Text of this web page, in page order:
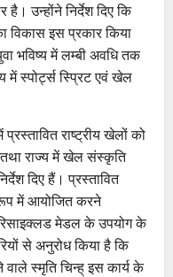
उन्होंने निर्देश दिए कि
इस प्रकार किया
भविष्य में लम्बी अवधि तक
स्पोर्ट्स स्प्रिट एवं खेल
राष्ट्रीय खेलों को
राज्य में खेल संस्कृति
दिए हैं। प्रस्तावित
में आयोजित करने
मेडल के उपयोग के
से अनुरोध किया है कि
वाले स्मृति चिन्ह् इस कार्य के